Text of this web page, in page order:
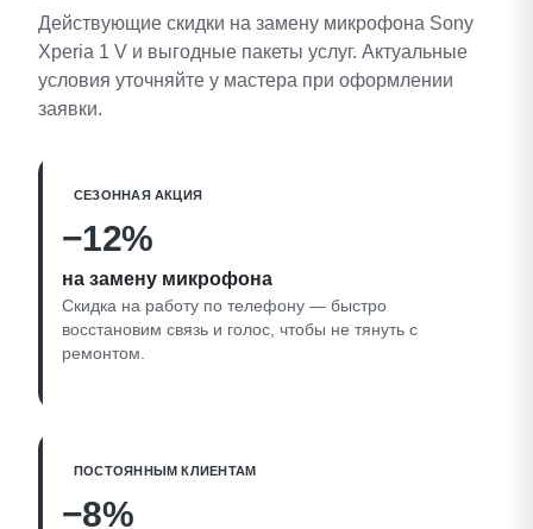
Действующие скидки на замену микрофона Sony
Xperia 1 V и выгодные пакеты услуг. Актуальные
условия уточняйте у мастера при оформлении
заявки.
СЕЗОННАЯ АКЦИЯ
−12%
на замену микрофона
Скидка на работу по телефону — быстро
восстановим связь и голос, чтобы не тянуть с
ремонтом.
ПОСТОЯННЫМ КЛИЕНТАМ
−8%